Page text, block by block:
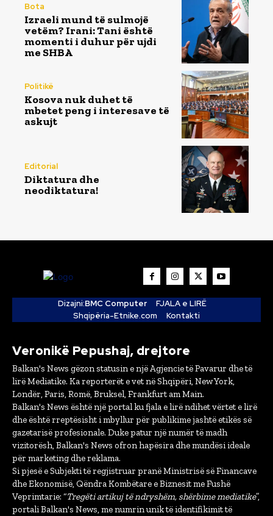
Bota
Izraeli mund të sulmojë
vetëm? Irani: Tani është
momenti i duhur për ujdi
me SHBA
Politikë
Kosova nuk duhet të
mbetet peng i interesave të
askujt
Editorial
Diktatura dhe
neodiktatura!
Dizajni:BMC Computer
FJALA e LIRË
Shqipëria-Etnike.com
Kontakti
Veronikë Pepushaj, drejtore
Balkan's News gëzon statusin e një Agjencie të Pavarur dhe të
lirë Mediatike. Ka reporterët e vet në Shqipëri, New York,
Londër, Paris, Romë, Bruksel, Frankfurt am Main.
Balkan's News është një portal ku fjala e lirë ndihet vërtet e lirë
dhe është rreptësisht i mbyllur për publikime jashtë etikës së
gazetarisë profesionale. Duke patur një numër të madh
vizitorësh, Balkan's News ofron hapësira dhe mundësi ideale
për marketing dhe reklama.
Si pjesë e Subjekti të regjistruar pranë Ministrisë së Financave
dhe Ekonomisë, Qëndra Kombëtare e Biznesit me Fushë
Veprimtarie: “Tregëti artikuj të ndryshëm, shërbime mediatike”,
portali Balkan's News, me numrin unik të identifikimit të